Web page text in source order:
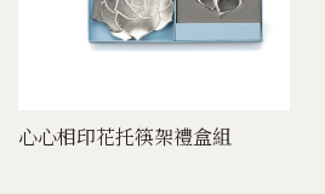
心心相印花托筷架禮盒組